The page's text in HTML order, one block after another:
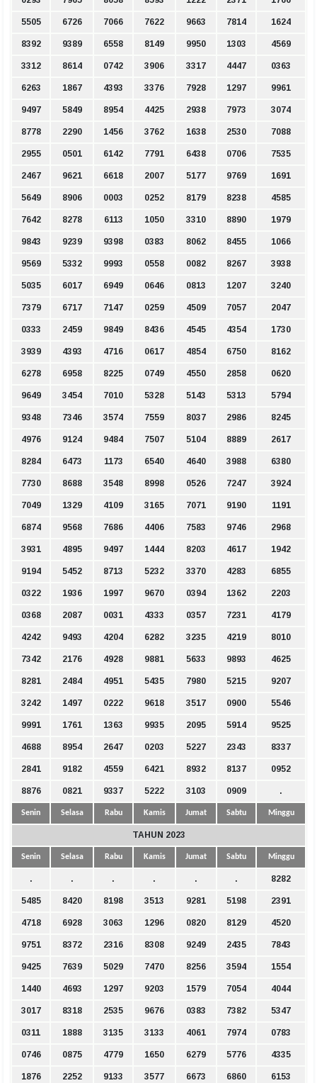
5505 6726 7066 7622 9663 7814 1624
8392 9389 6558 8149 9950 1303 4569
3312 8614 0742 3906 3317 4447 0363
6263 1867 4393 3376 7928 1297 9961
9497 5849 8954 4425 2938 7973 3074
8778 2290 1456 3762 1638 2530 7088
2955 0501 6142 7791 6438 0706 7535
2467 9621 6618 2007 5177 9769 1691
5649 8906 0003 0252 8179 8238 4585
7642 8278 6113 1050 3310 8890 1979
9843 9239 9398 0383 8062 8455 1066
9569 5332 9993 0558 0082 8267 3938
5035 6017 6949 0646 0813 1207 3240
7379 6717 7147 0259 4509 7057 2047
0333 2459 9849 8436 4545 4354 1730
3939 4393 4716 0617 4854 6750 8162
6278 6958 8225 0749 4550 2858 0620
9649 3454 7010 5328 5143 5313 5794
9348 7346 3574 7559 8037 2986 8245
4976 9124 9484 7507 5104 8889 2617
8284 6473 1173 6540 4640 3988 6380
7730 8688 3548 8998 0526 7247 3924
7049 1329 4109 3165 7071 9190 1191
6874 9568 7686 4406 7583 9746 2968
3931 4895 9497 1444 8203 4617 1942
9194 5452 8713 5232 3370 4283 6855
0322 1936 1997 9670 0394 1362 2203
0368 2087 0031 4333 0357 7231 4179
4242 9493 4204 6282 3235 4219 8010
7342 2176 4928 9881 5633 9893 4625
8281 2484 4951 5435 7980 5215 9207
3242 1497 0222 9618 3517 0900 5546
9991 1761 1363 9935 2095 5914 9525
4688 8954 2647 0203 5227 2343 8337
2841 9182 4559 6421 8932 8137 0952
8876 0821 9337 5222 3103 0909 .
Senin Selasa Rabu Kamis Jumat Sabtu Minggu
TAHUN 2023
Senin Selasa Rabu Kamis Jumat Sabtu Minggu
. . . . . . 8282
5485 8420 8198 3513 9281 5198 2391
4718 6928 3063 1296 0820 8129 4520
9751 8372 2316 8308 9249 2435 7843
9425 7639 5029 7470 8256 3594 1554
1440 4693 1297 9203 1579 7054 4044
3017 8318 2535 9676 0383 7382 5347
0311 1888 3135 3133 4061 7974 0783
0746 0875 4779 1650 6279 5776 4335
1876 2252 9133 3577 6673 6860 6153